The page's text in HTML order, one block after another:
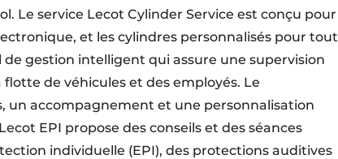
Le service Lecot Cylinder Service est conçu pour
et les cylindres personnalisés pour tout
gestion intelligent qui assure une supervision
de véhicules et des employés. Le
un accompagnement et une personnalisation
EPI propose des conseils et des séances
individuelle (EPI), des protections auditives